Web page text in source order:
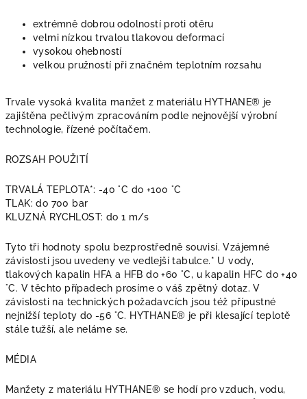
extrémně dobrou odolností proti otěru
velmi nízkou trvalou tlakovou deformací
vysokou ohebností
velkou pružností při značném teplotním rozsahu
Trvale vysoká kvalita manžet z materiálu HYTHANE® je
zajištěna pečlivým zpracováním podle nejnovější výrobní
technologie, řízené počítačem.
ROZSAH POUŽITÍ
TRVALÁ TEPLOTA*: -40 °C do +100 °C
TLAK: do 700 bar
KLUZNÁ RYCHLOST: do 1 m/s
Tyto tři hodnoty spolu bezprostředně souvisí. Vzájemné
závislosti jsou uvedeny ve vedlejší tabulce.* U vody,
tlakových kapalin HFA a HFB do +60 °C, u kapalin HFC do +40
°C. V těchto případech prosíme o váš zpětný dotaz. V
závislosti na technických požadavcích jsou též přípustné
nejnižší teploty do -56 °C. HYTHANE® je při klesající teplotě
stále tužší, ale neláme se.
MÉDIA
Manžety z materiálu HYTHANE® se hodí pro vzduch, vodu,